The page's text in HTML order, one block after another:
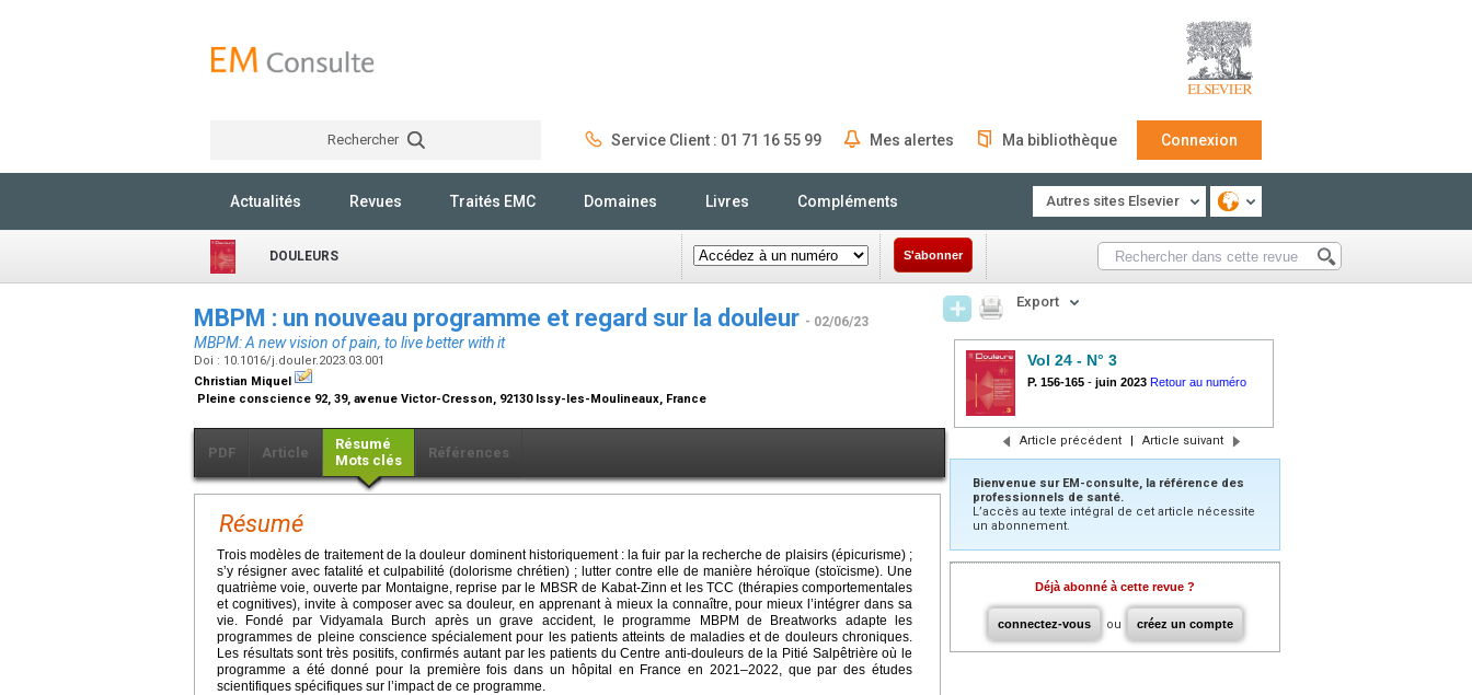
Rechercher Service Client : 01 71 16 55 99 Mes alertes Ma bibliothèque Connexion
Actualités Revues Traités EMC Domaines Livres Compléments Autres sites Elsevier
DOULEURS S'abonner
MBPM : un nouveau programme et regard sur la douleur - 02/06/23
MBPM: A new vision of pain, to live better with it
Doi : 10.1016/j.douler.2023.03.001
Christian Miquel
Pleine conscience 92, 39, avenue Victor-Cresson, 92130 Issy-les-Moulineaux, France
PDF Article
Résumé
Mots clés
Références
Résumé
Trois modèles de traitement de la douleur dominent historiquement : la fuir par la recherche de plaisirs (épicurisme) ;
s’y résigner avec fatalité et culpabilité (dolorisme chrétien) ; lutter contre elle de manière héroïque (stoïcisme). Une
quatrième voie, ouverte par Montaigne, reprise par le MBSR de Kabat-Zinn et les TCC (thérapies comportementales
et cognitives), invite à composer avec sa douleur, en apprenant à mieux la connaître, pour mieux l’intégrer dans sa
vie. Fondé par Vidyamala Burch après un grave accident, le programme MBPM de Breatworks adapte les
programmes de pleine conscience spécialement pour les patients atteints de maladies et de douleurs chroniques.
Les résultats sont très positifs, confirmés autant par les patients du Centre anti-douleurs de la Pitié Salpêtrière où le
programme a été donné pour la première fois dans un hôpital en France en 2021–2022, que par des études
scientifiques spécifiques sur l’impact de ce programme.
Export
Vol 24 - N° 3
P. 156-165 - juin 2023 Retour au numéro
Article précédent | Article suivant
Bienvenue sur EM-consulte, la référence des
professionnels de santé.
L’accès au texte intégral de cet article nécessite
un abonnement.
Déjà abonné à cette revue ?
connectez-vous ou créez un compte